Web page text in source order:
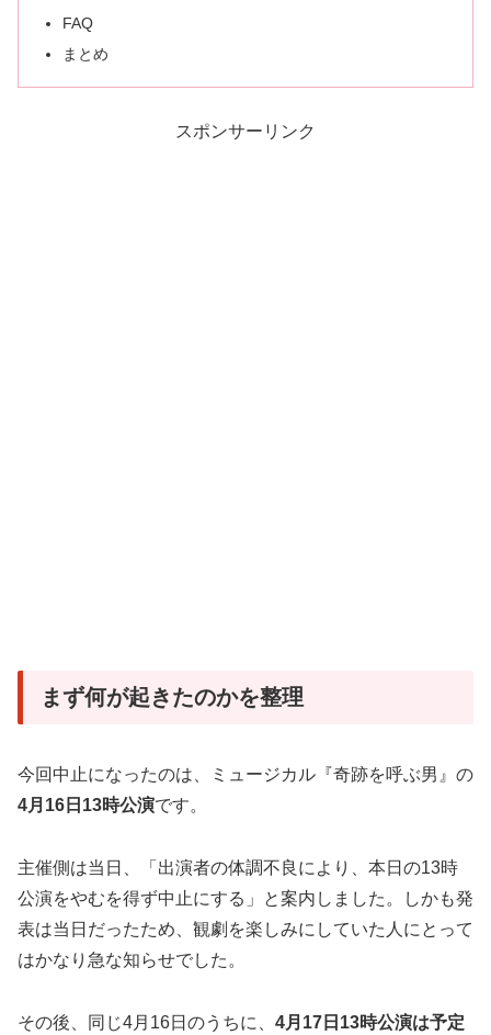
FAQ
まとめ
スポンサーリンク
まず何が起きたのかを整理
今回中止になったのは、ミュージカル『奇跡を呼ぶ男』の
4月16日13時公演です。
主催側は当日、「出演者の体調不良により、本日の13時
公演をやむを得ず中止にする」と案内しました。しかも発
表は当日だったため、観劇を楽しみにしていた人にとって
はかなり急な知らせでした。
その後、同じ4月16日のうちに、 4月17日13時公演は予定